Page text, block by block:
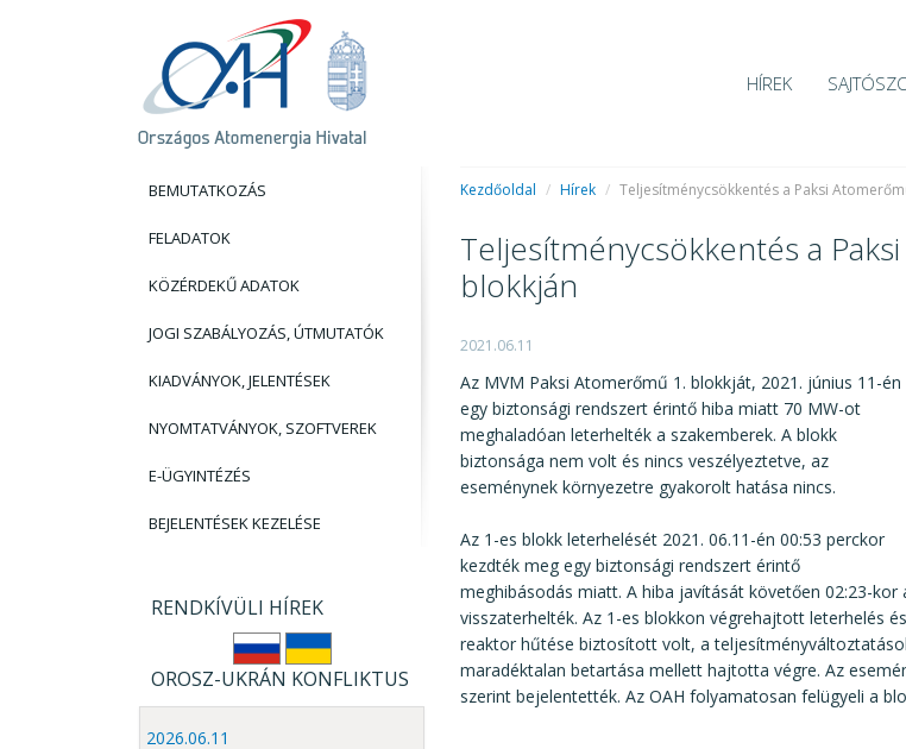
HÍREK
BEMUTATKOZÁS
FELADATOK
KÖZÉRDEKŰ ADATOK
JOGI SZABÁLYOZÁS, ÚTMUTATÓK
KIADVÁNYOK, JELENTÉSEK
NYOMTATVÁNYOK, SZOFTVEREK
E-ÜGYINTÉZÉS
BEJELENTÉSEK KEZELÉSE
RENDKÍVÜLI HÍREK
OROSZ-UKRÁN KONFLIKTUS
2026.06.11
Kezdőoldal / Hírek / Teljesítménycsökkentés a Paksi
Teljesítménycsökkentés a
blokkján
2021.06.11
Az MVM Paksi Atomerőmű 1. blokkját, 2021. június 11-én
egy biztonsági rendszert érintő hiba miatt 70 MW-ot
meghaladóan leterhelték a szakemberek. A blokk
biztonsága nem volt és nincs veszélyeztetve, az
eseménynek környezetre gyakorolt hatása nincs.
Az 1-es blokk leterhelését 2021. 06.11-én 00:53 perckor
kezdték meg egy biztonsági rendszert érintő
meghibásodás miatt. A hiba javítását követően 02:23-
visszaterhelték. Az 1-es blokkon végrehajtott leterhelés
reaktor hűtése biztosított volt, a
maradéktalan betartása mellett hajtotta végre. Az
szerint bejelentették. Az OAH folyamatosan felügyeli a